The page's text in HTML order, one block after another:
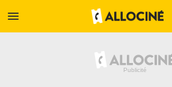
menu